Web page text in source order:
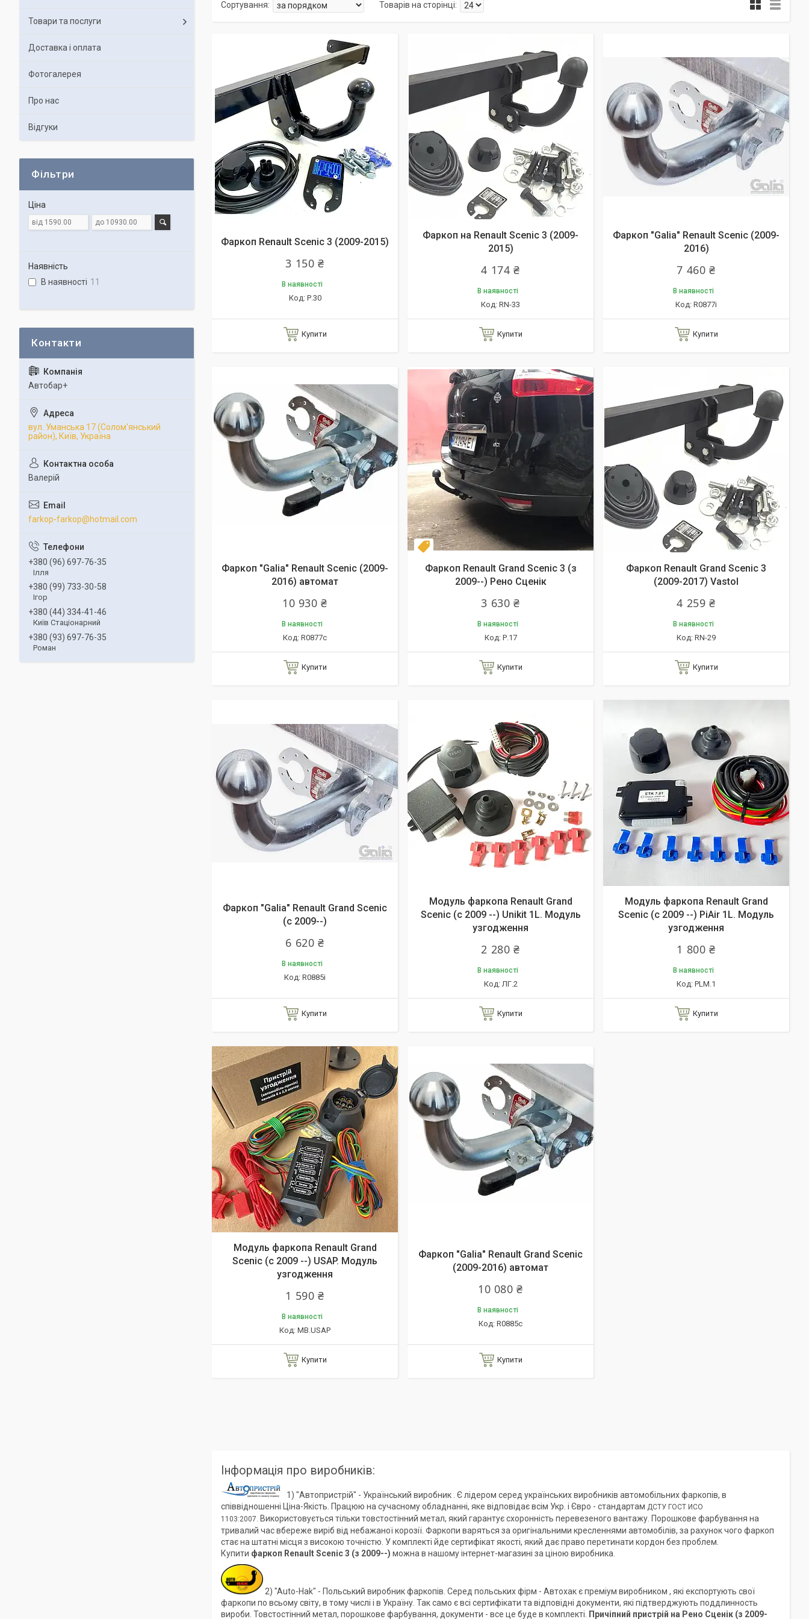
Фаркоп Renault Scenic 3 (2009-2015)
3 150 ₴
В наявності
Р.30
Купити
Фаркоп на Renault Scenic 3 (2009-
2015)
4 174 ₴
В наявності
RN-33
Купити
Фаркоп "Galia" Renault Scenic (2009-
2016)
7 460 ₴
В наявності
R0877i
Купити
Фаркоп "Galia" Renault Scenic (2009-
2016) автомат
10 930 ₴
В наявності
R0877c
Купити
Топ продаж
Фаркоп Renault Grand Scenic 3 (з
2009--) Рено Сценік
3 630 ₴
В наявності
Р.17
Купити
Фаркоп Renault Grand Scenic 3
(2009-2017) Vastol
4 259 ₴
В наявності
RN-29
Купити
Фаркоп "Galia" Renault Grand Scenic
(c 2009--)
6 620 ₴
В наявності
R0885i
Купити
Модуль фаркопа Renault Grand
Scenic (c 2009 --) Unikit 1L. Модуль
узгодження
2 280 ₴
В наявності
ЛГ.2
Купити
Модуль фаркопа Renault Grand
Scenic (c 2009 --) PiAir 1L. Модуль
узгодження
1 800 ₴
В наявності
PLM.1
Купити
Модуль фаркопа Renault Grand
Scenic (c 2009 --) USAP. Модуль
узгодження
1 590 ₴
В наявності
MB.USAP
Купити
Фаркоп "Galia" Renault Grand Scenic
(2009-2016) автомат
10 080 ₴
В наявності
R0885c
Купити
Інформація про виробників:
1) "Автопристрій" - Український виробник . Є лідером серед українських виробників автомобільних фаркопів, в
співвідношенні Ціна-Якість. Працюю на сучасному обладнанні, яке відповідає всім Укр. і Євро - стандартам ДСТУ ГОСТ ИСО
1103:2007. Використовується тільки товстостінний метал, який гарантує схоронність перевезеного вантажу. Порошкове фарбування на
тривалий час вбереже виріб від небажаної корозії. Фаркопи варяться за оригінальними кресленнями автомобілів, за рахунок чого фаркоп
стає на штатні місця з високою точністю. У комплекті йде сертифікат якості, який дає право перетинати кордон без проблем.
Купити фаркоп Renault Scenic 3 (з 2009--) можна в нашому інтернет-магазині за ціною виробника.
2) "Auto-Hak" - Польський виробник фаркопів. Серед польських фірм - Автохак є преміум виробником , які експортують свої
фаркопи по всьому світу, в тому числі і в Україну. Так само є всі сертифікати та відповідні документи, які підтверджують поддлинность
вироби. Товстостінний метал, порошкове фарбування, документи - все це буде в комплекті.
Причіпний пристрій на Рено Сценік (з 2009-
Товари та послуги
Доставка і оплата
Фотогалерея
Про нас
Відгуки
Фільтри
Ціна
Наявність
В наявності 11
Автобар+
вул. Уманська 17 (Солом'янський
район), Київ, Україна
Валерій
farkop-farkop@hotmail.com
+380 (96) 697-76-35
Ілля
+380 (99) 733-30-58
Ігор
+380 (44) 334-41-46
Київ Стаціонарний
+380 (93) 697-76-35
Роман